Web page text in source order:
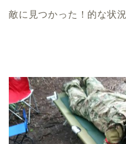
敵に見つかった！的な状況